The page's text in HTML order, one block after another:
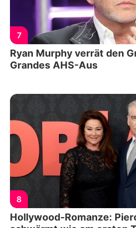
7
Ryan Murphy verrät den
Grandes AHS-Aus
8
Hollywood-Romanze: